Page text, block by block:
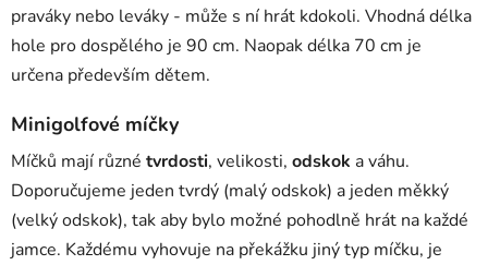
praváky nebo leváky - může s ní hrát kdokoli. Vhodná délka
hole pro dospělého je 90 cm. Naopak délka 70 cm je
určena především dětem.
Minigolfové míčky
Míčků mají různé tvrdosti, velikosti, odskok a váhu.
Doporučujeme jeden tvrdý (malý odskok) a jeden měkký
(velký odskok), tak aby bylo možné pohodlně hrát na každé
jamce. Každému vyhovuje na překážku jiný typ míčku, je